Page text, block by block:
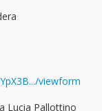
viewform
Lucia Pallottino